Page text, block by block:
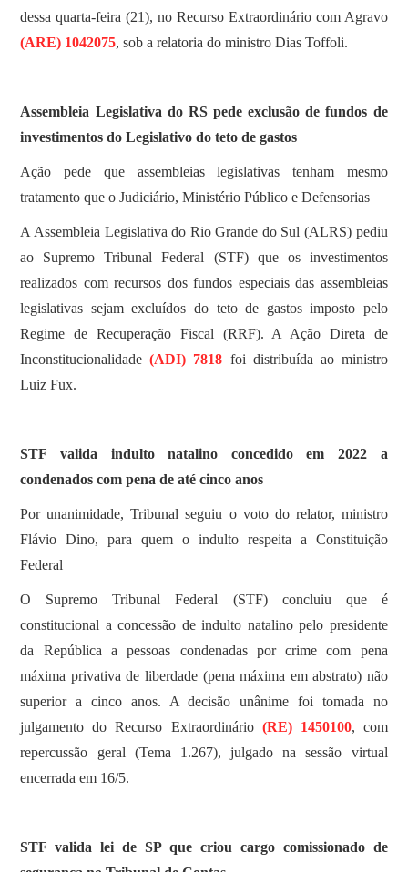
dessa quarta-feira (21), no Recurso Extraordinário com Agravo
(ARE) 1042075, sob a relatoria do ministro Dias Toffoli.
Assembleia Legislativa do RS pede exclusão de fundos de
investimentos do Legislativo do teto de gastos
Ação pede que assembleias legislativas tenham mesmo
tratamento que o Judiciário, Ministério Público e Defensorias
A Assembleia Legislativa do Rio Grande do Sul (ALRS) pediu
ao Supremo Tribunal Federal (STF) que os investimentos
realizados com recursos dos fundos especiais das assembleias
legislativas sejam excluídos do teto de gastos imposto pelo
Regime de Recuperação Fiscal (RRF). A Ação Direta de
Inconstitucionalidade(ADI) 7818 foi distribuída ao ministro
Luiz Fux.
STF valida indulto natalino concedido em 2022 a
condenados com pena de até cinco anos
Por unanimidade, Tribunal seguiu o voto do relator, ministro
Flávio Dino, para quem o indulto respeita a Constituição
Federal
O Supremo Tribunal Federal (STF) concluiu que é
constitucional a concessão de indulto natalino pelo presidente
da República a pessoas condenadas por crime com pena
máxima privativa de liberdade (pena máxima em abstrato) não
superior a cinco anos. A decisão unânime foi tomada no
julgamento do Recurso Extraordinário (RE) 1450100, com
repercussão geral (Tema 1.267), julgado na sessão virtual
encerrada em 16/5.
STF valida lei de SP que criou cargo comissionado de